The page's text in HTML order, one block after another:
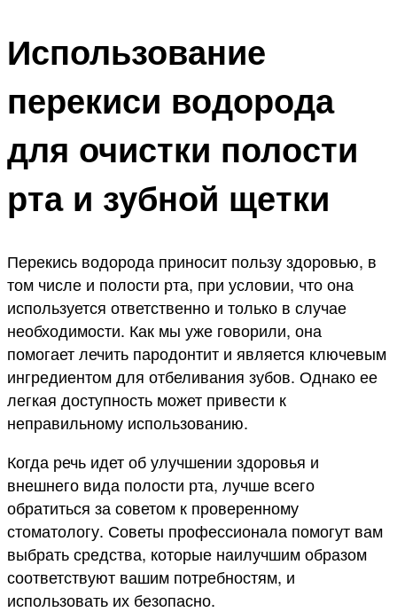
Использование
перекиси водорода
для очистки полости
рта и зубной щетки
Перекись водорода приносит пользу здоровью, в
том числе и полости рта, при условии, что она
используется ответственно и только в случае
необходимости. Как мы уже говорили, она
помогает лечить пародонтит и является ключевым
ингредиентом для отбеливания зубов. Однако ее
легкая доступность может привести к
неправильному использованию.
Когда речь идет об улучшении здоровья и
внешнего вида полости рта, лучше всего
обратиться за советом к проверенному
стоматологу. Советы профессионала помогут вам
выбрать средства, которые наилучшим образом
соответствуют вашим потребностям, и
использовать их безопасно.